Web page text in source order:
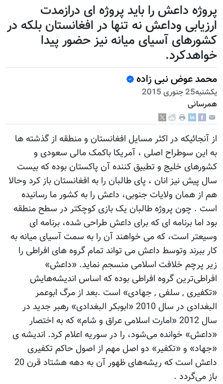
پروژه داعش را باید پروژه ای درازمدت
ارزیابی وداعش نه تنها در افغانستان بلکه در
کشورهای آسیای میانه نیز حضور پیدا
خواهدکرد.
محمد عوض نبی زاده
يكشنبه25 جنوری 2015
همرسانی
از آنجائیکه در اکثر مسایل افغانستان و منطقه از گذشته ها
به این سوطراح اصلی ، آمریکا باکمک مالی سعودی و
کشورهای خلیج و تطبیق کننده آن پاکستان بوده که بیست
سال پیش نیز انان ، پای طالبان را به افغانستان باز کرد وحالا
هم از همان ولایات جنوبی، داعش را به کشور ما رسانیده
است . چون پروژه طالبان یک بازی کوچکتر در سطح منطقه
بود اما برنامه ای که برای داعش طراحی شده، برنامه ای
وسیعتر است، که می خواهند آن را به سمت آسیای میانه به
کار ببرند وتوسط داعش می تواند تمام گروه های افراطی را
زیر پرچم خلافت اسلامی منسجم نماید. «داعش»
افراطی‌ترین گروه افراطی بوده که اساس اندیشه‌هایش
«تکفیری , سلفی , جهادی» است .بعد از مرگ ابوعمر
البغدادی در سال 2010 «ابوبکر البغدادی» رهبر جدید در
سال 2012 «امارت اسلامی عراق و شام» که به اختصار
«داعش» خوانده می‌شود، را در سوریه اعلام کرد. اندیشه ی
«جهاد» و «تکفیر» دو اصل مهم از اصول حاکم تکفیری
داعش است که ریشه‌های ظهور آن به دهه هشتاد قرن 20
باز می‌گردد .